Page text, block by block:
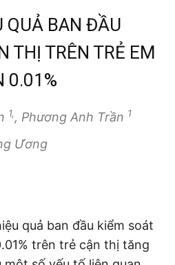
QUẢ BAN ĐẦU
THỊ TRÊN TRẺ EM
0.01%
1,, Phương Anh Trần 1
Ương
quả ban đầu kiểm soát
trên trẻ cận thị tăng